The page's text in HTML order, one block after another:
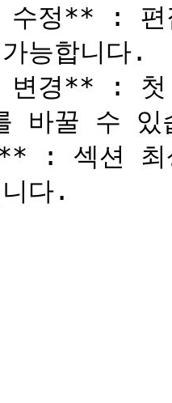
정** : 편
능합니다.
경** : 첫
바꿀 수 있
: 섹션 최